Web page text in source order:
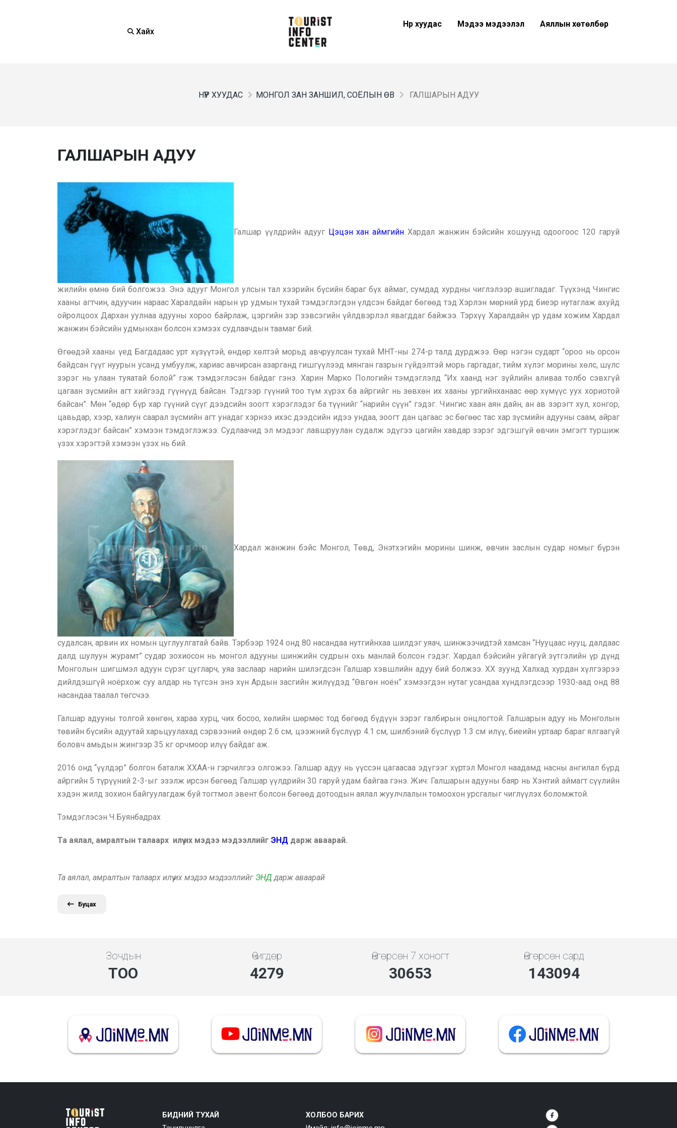
Хайх
Нүүр хуудас Мэдээ мэдээлэл Аяллын хөтөлбөр
НҮҮР ХУУДАС МОНГОЛ ЗАН ЗАНШИЛ, СОЁЛЫН ӨВ ГАЛШАРЫН АДУУ
ГАЛШАРЫН АДУУ
Галшар үүлдрийн адууг Цэцэн хан аймгийн Хардал жанжин бэйсийн хошуунд одоогоос 120 гаруй
жилийн өмнө бий болгожээ. Энэ адууг Монгол улсын тал хээрийн бүсийн бараг бүх аймаг, сумдад хурдны чиглэлээр ашигладаг. Түүхэнд Чингис
хааны агтчин, адуучин нараас Харалдайн нарын үр удмын тухай тэмдэглэгдэн үлдсэн байдаг бөгөөд тэд Хэрлэн мөрний урд биеэр нутаглаж ахуйд
ойролцоох Дархан уулнаа адууны хороо байрлаж, цэргийн зэр зэвсэгийн үйлдвэрлэл явагддаг байжээ. Тэрхүү Харалдайн үр удам хожим Хардал
жанжин бэйсийн удмынхан болсон хэмээх судлаачдын таамаг бий.
Өгөөдэй хааны үед Багдадаас урт хүзүүтэй, өндөр хөлтэй морьд авчруулсан тухай МНТ-ны 274-р талд дурджээ. Өөр нэгэн сударт “ороо нь орсон
байдсан гүүг нуурын усанд умбуулж, хариас авчирсан азарганд гишгүүлээд мянган газрын гүйдэлтэй морь гаргадаг, тийм хүлэг морины хөлс, шүлс
зэрэг нь улаан туяатай болой” гэж тэмдэглэсэн байдаг гэнэ. Харин Марко Пологийн тэмдэглэлд “Их хаанд нэг зүйлийн аливаа толбо сэвхгүй
цагаан зүсмийн агт хийгээд гүүнүүд байсан. Тэдгээр гүүний тоо түм хүрэх ба айргийг нь зөвхөн их хааны ургийнханаас өөр хүмүүс уух хориотой
байсан”. Мөн “өдөр бүр хар гүүний сүүг дээдсийн зоогт хэрэглэдэг ба түүнийг “нарийн сүүн” гэдэг. Чингис хаан аян дайн, ан ав зэрэгт хул, хонгор,
цавьдар, хээр, халиун саарал зүсмийн агт унадаг хэрнээ ихэс дээдсийн идээ ундаа, зоогт дан цагаас эс бөгөөс тас хар зүсмийн адууны саам, айраг
хэрэглэдэг байсан” хэмээн тэмдэглэжээ. Судлаачид эл мэдээг лавшруулан судалж эдүгээ цагийн хавдар зэрэг эдгэшгүй өвчин эмгэгт туршиж
үзэх хэрэгтэй хэмээн үзэх нь бий.
Хардал жанжин бэйс Монгол, Төвд, Энэтхэгийн морины шинж, өвчин заслын судар номыг бүрэн
судалсан, арвин их номын цуглуулгатай байв. Тэрбээр 1924 онд 80 насандаа нутгийнхаа шилдэг уяач, шинжээчидтэй хамсан “Нууцаас нууц, далдаас
далд шулуун журамт” судар зохиосон нь монгол адууны шинжийн судрын охь манлай болсон гэдэг. Хардал бэйсийн уйгагүй зүтгэлийн үр дүнд
Монголын шигшмэл адуун сүрэг цугларч, уяа заслаар нарийн шилэгдсэн Галшар хэвшлийн адуу бий болжээ. ХХ зуунд Халхад хурдан хүлгээрээ
дийлдэшгүй ноёрхож суу алдар нь түгсэн энэ хүн Ардын засгийн жилүүдэд “Өвгөн ноён” хэмээгдэн нутаг усандаа хүндлэгдсээр 1930-аад онд 88
насандаа таалал төгсчээ.
Галшар адууны толгой хөнгөн, хараа хурц, чих босоо, хөлийн шөрмөс тод бөгөөд бүдүүн зэрэг галбирын онцлогтой. Галшарын адуу нь Монголын
төвийн бүсийн адуутай харьцуулахад сэрвээний өндөр 2.6 см, цээжний бүслүүр 4.1 см, шилбэний бүслүүр 1.3 см илүү, биеийн уртаар бараг ялгаагүй
боловч амьдын жингээр 35 кг орчмоор илүү байдаг аж.
2016 онд “үүлдэр” болгон баталж ХХАА-н гэрчилгээ олгожээ. Галшар адуу нь үүссэн цагаасаа эдүгээг хүртэл Монгол наадамд насны ангилал бүрд
айргийн 5 түрүүний 2-3-ыг эзэлж ирсэн бөгөөд Галшар үүлдрийн 30 гаруй удам байгаа гэнэ. Жич: Галшарын адууны баяр нь Хэнтий аймагт сүүлийн
хэдэн жилд зохион байгуулагдаж буй тогтмол эвент болсон бөгөөд дотоодын аялал жуулчлалын томоохон урсгалыг чиглүүлэх боломжтой.
Тэмдэглэсэн Ч.Буянбадрах
Та аялал, амралтын талаарх илүү их мэдээ мэдээллийг ЭНД дарж аваарай.
Та аялал, амралтын талаарх илүү их мэдээ мэдээллийг ЭНД дарж аваарай
Буцах
Зочдын
ТОО
Өчигдөр
4279
Өнгөрсөн 7 хоногт
30653
Өнгөрсөн сард
143094
БИДНИЙ ТУХАЙ
ХОЛБОО БАРИХ